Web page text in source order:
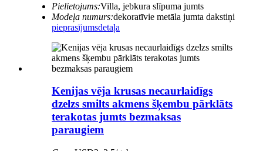
Pielietojums:Villa, jebkura slīpuma jumts
Modeļa numurs:dekoratīvie metāla jumta dakstiņi
pieprasījumsdetaļa
Kenijas vēja krusas necaurlaidīgs
dzelzs smilts akmens šķembu pārklāts
terakotas jumts bezmaksas
paraugiem